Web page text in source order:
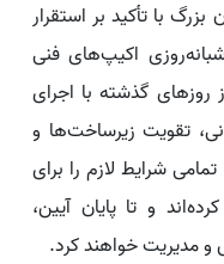
با تأکید بر استقرار
اکیپ‌های فنی
گذشته با اجرای
تقویت زیرساخت‌ها و
شرایط لازم را برای
و تا پایان آیین،
مدیریت خواهند کرد.